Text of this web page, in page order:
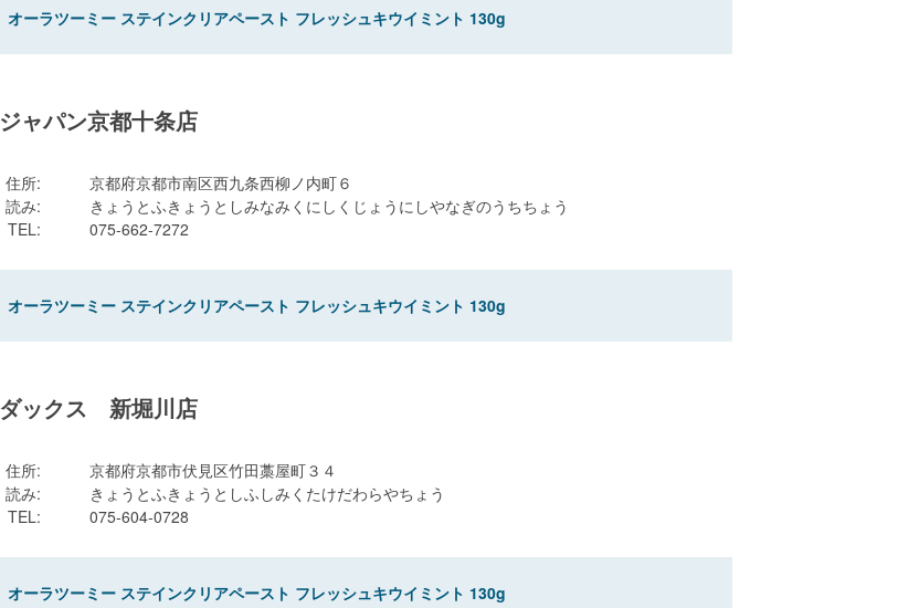
オーラツーミー ステインクリアペースト フレッシュキウイミント 130g
ジャパン京都十条店
住所:
京都府京都市南区西九条西柳ノ内町６
読み:
きょうとふきょうとしみなみくにしくじょうにしやなぎのうちちょう
TEL: 075-662-7272
オーラツーミー ステインクリアペースト フレッシュキウイミント 130g
ダックス 新堀川店
住所:
京都府京都市伏見区竹田藁屋町３４
読み:
きょうとふきょうとしふしみくたけだわらやちょう
TEL: 075-604-0728
オーラツーミー ステインクリアペースト フレッシュキウイミント 130g